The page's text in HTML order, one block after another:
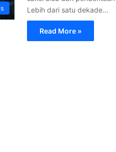
Lebih dari satu dekade…
Read More »